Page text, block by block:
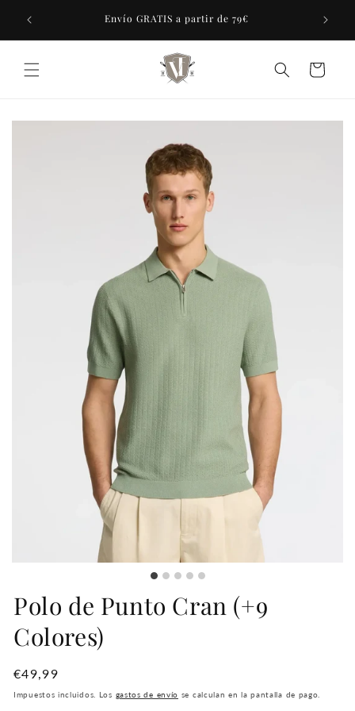
directamente
Envío GRATIS a partir de 79€
Carrito
Polo de Punto Cran (+9
Colores)
Precio
habitual
€49,99
Impuestos incluidos. Los gastos de envío se calculan en la pantalla de pago.